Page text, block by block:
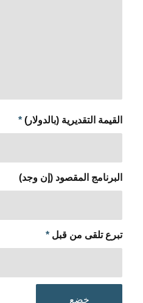
القيمة التقديرية (بالدولار) *
البرنامج المقصود (إن وجد)
تبرع تلقى من قبل *